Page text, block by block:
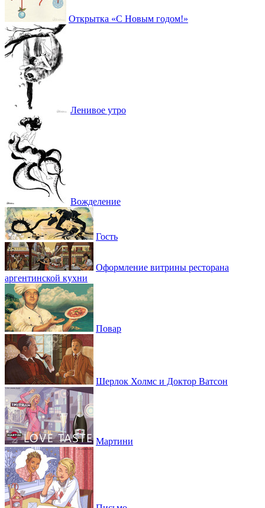
Открытка «С Новым годом!»
Ленивое утро
Вожделение
Гость
Оформление витрины ресторана
аргентинской кухни
Повар
Шерлок Холмс и Доктор Ватсон
Мартини